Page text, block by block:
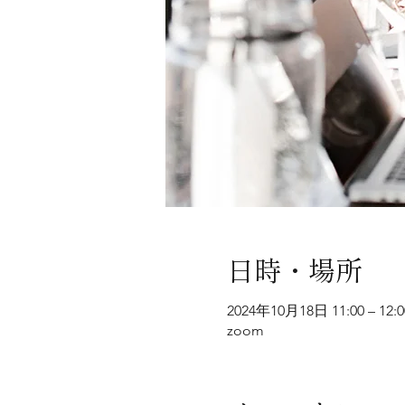
日時・場所
2024年10月18日 11:00 –
zoom